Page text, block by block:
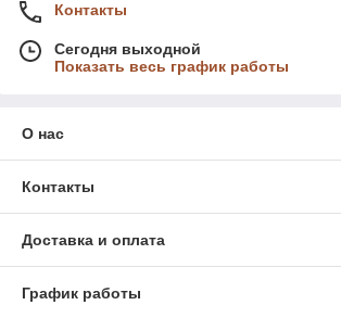
Контакты
Сегодня выходной
Показать весь график работы
О нас
Контакты
Доставка и оплата
График работы